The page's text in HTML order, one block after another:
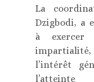
La
Dzigbodi, a
à exercer
impartialité,
l’intérêt